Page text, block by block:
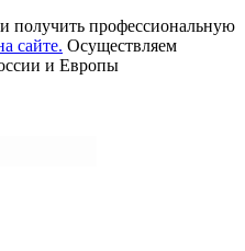
получить профессиональную
сайте. Осуществляем
и Европы